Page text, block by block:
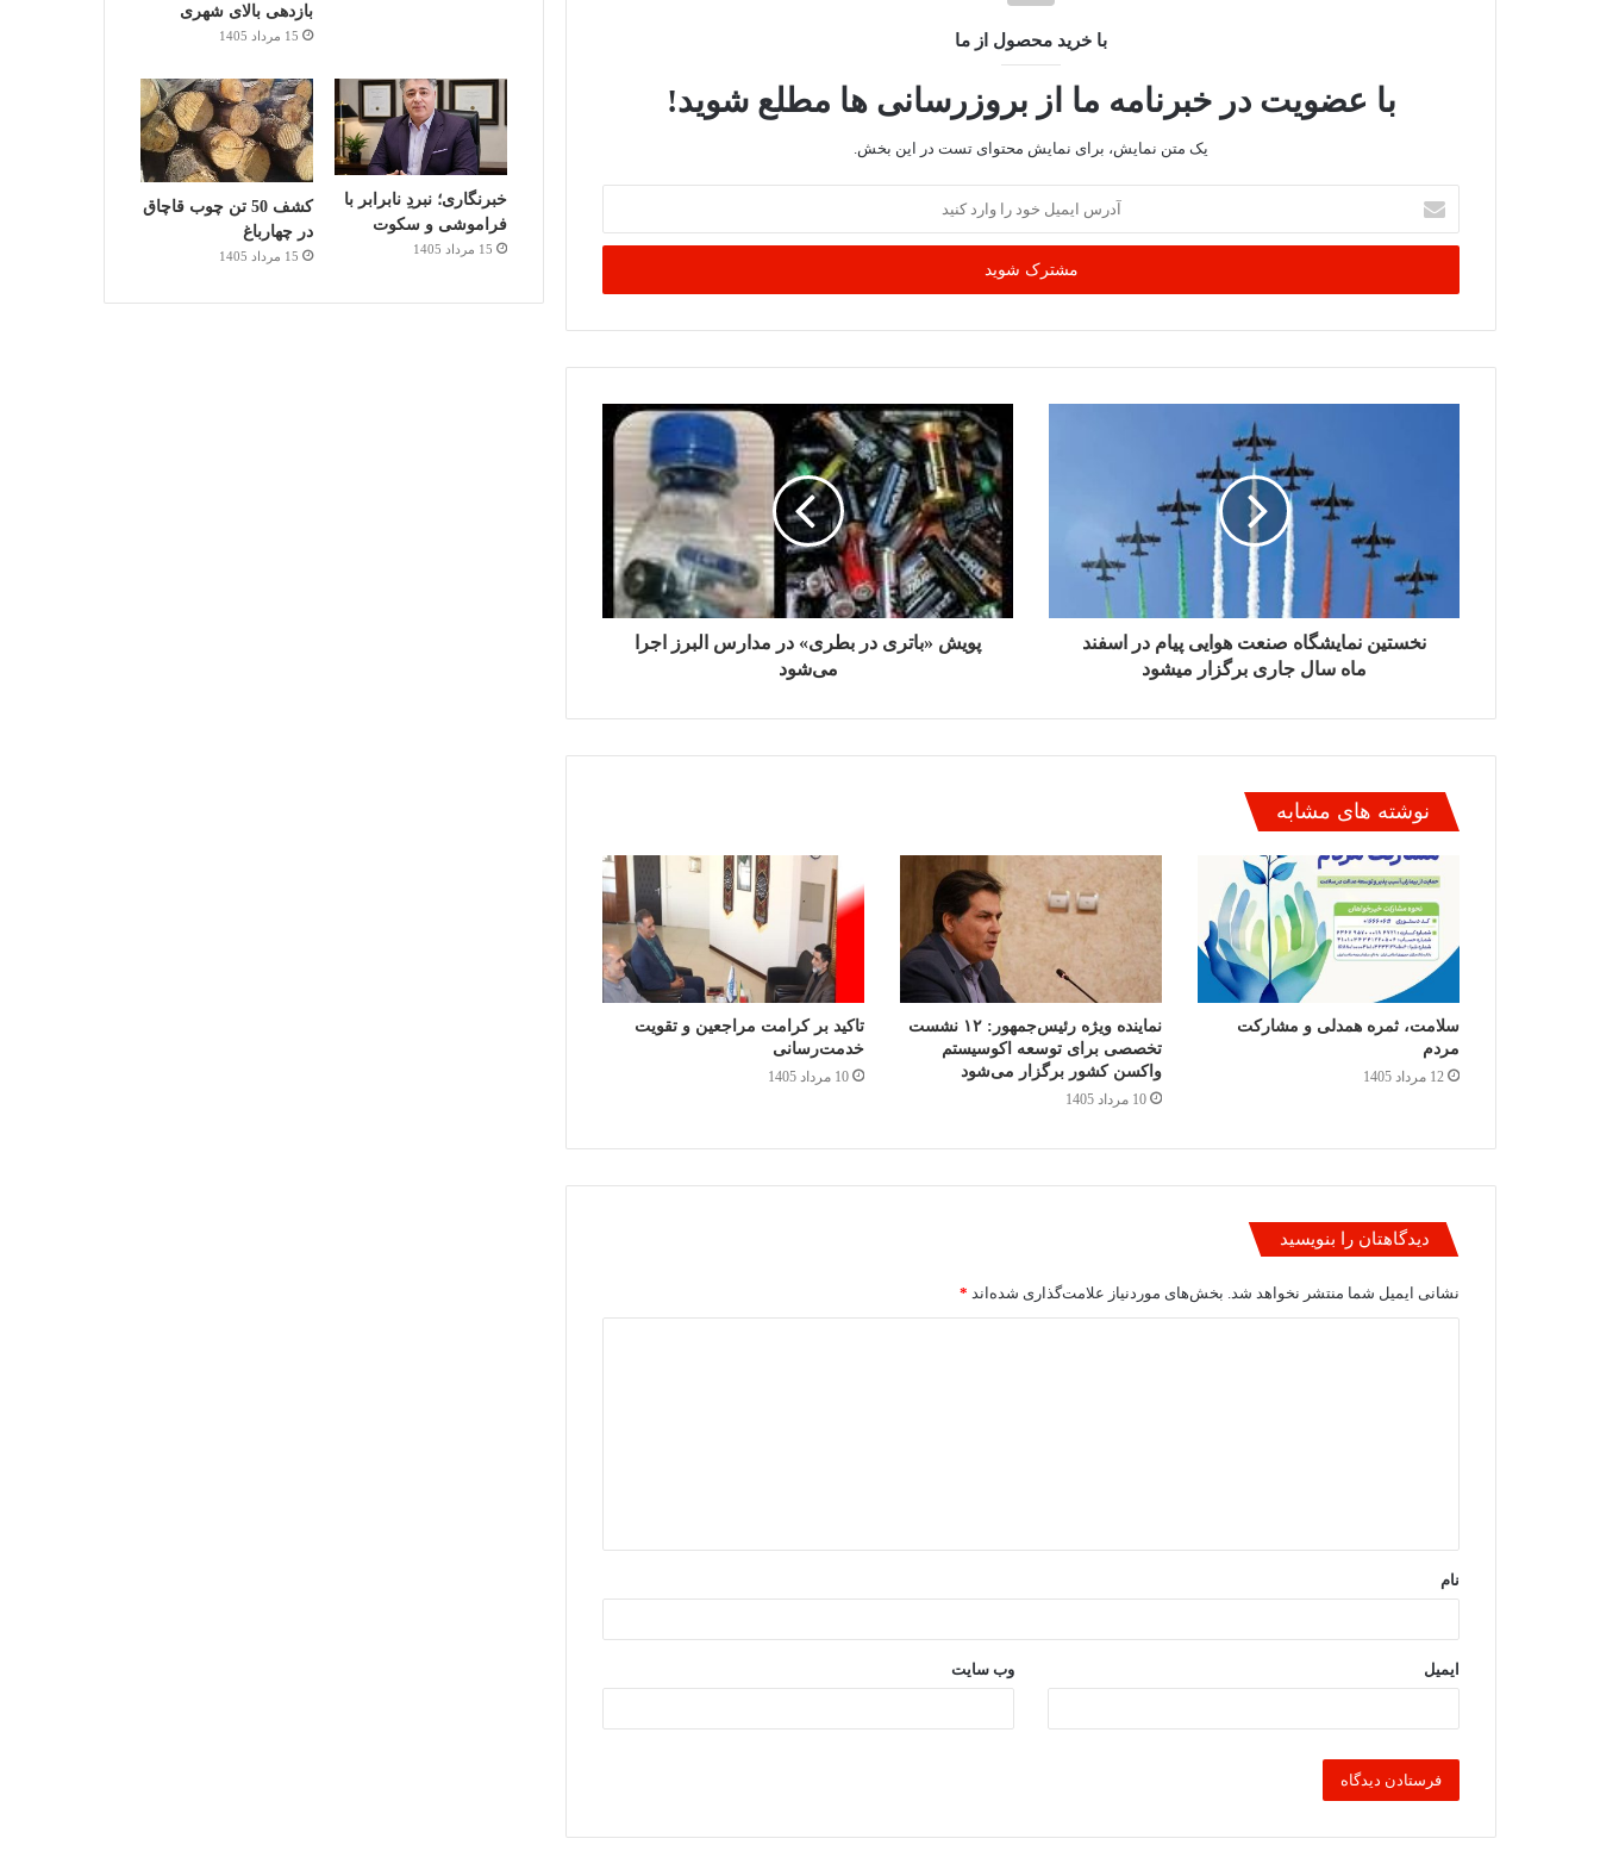
با خرید محصول از ما
با عضویت در خبرنامه ما از بروزرسانی ها مطلع شوید!
یک متن نمایش، برای نمایش محتوای تست در این بخش.
ایمیل
خود
وارد
نخستین نمایشگاه صنعت هوایی پیام در اسفند
ماه سال جاری برگزار میشود
پویش «باتری در بطری» در مدارس البرز اجرا
می‌شود
نوشته های مشابه
سلامت، ثمره همدلی و مشارکت
مردم
12 مرداد 1405
نماینده ویژه رئیس‌جمهور: ۱۲ نشست
تخصصی برای توسعه اکوسیستم
واکسن کشور برگزار می‌شود
10 مرداد 1405
تاکید بر کرامت مراجعین و تقویت
خدمت‌رسانی
10 مرداد 1405
دیدگاهتان را بنویسید
نشانی ایمیل شما منتشر نخواهد شد. بخش‌های موردنیاز علامت‌گذاری شده‌اند *
*
نام
ایمیل وب‌ سایت
بازدهی بالای شهری
15 مرداد 1405
خبرنگاری؛ نبردِ نابرابر با
فراموشی و سکوت
15 مرداد 1405
کشف 50 تن چوب قاچاق
در چهارباغ
15 مرداد 1405